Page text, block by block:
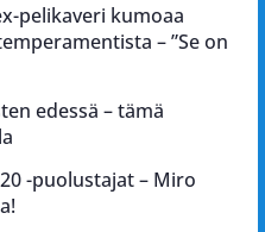
pelikaveri kumoaa
– ”Se on
edessä – tämä
-puolustajat – Miro